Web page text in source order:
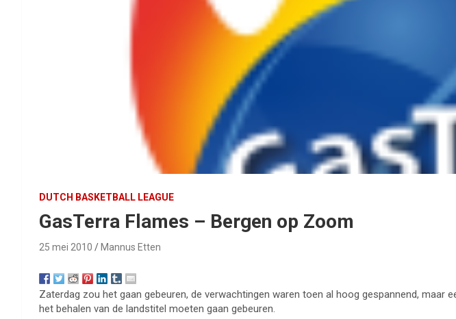
DUTCH BASKETBALL LEAGUE
GasTerra Flames – Bergen op Zoom
25 mei 2010 Mannus Etten
Zaterdag zou het gaan gebeuren, de verwachtingen waren toen al hoog gespannend,
het behalen van de landstitel moeten gaan gebeuren.